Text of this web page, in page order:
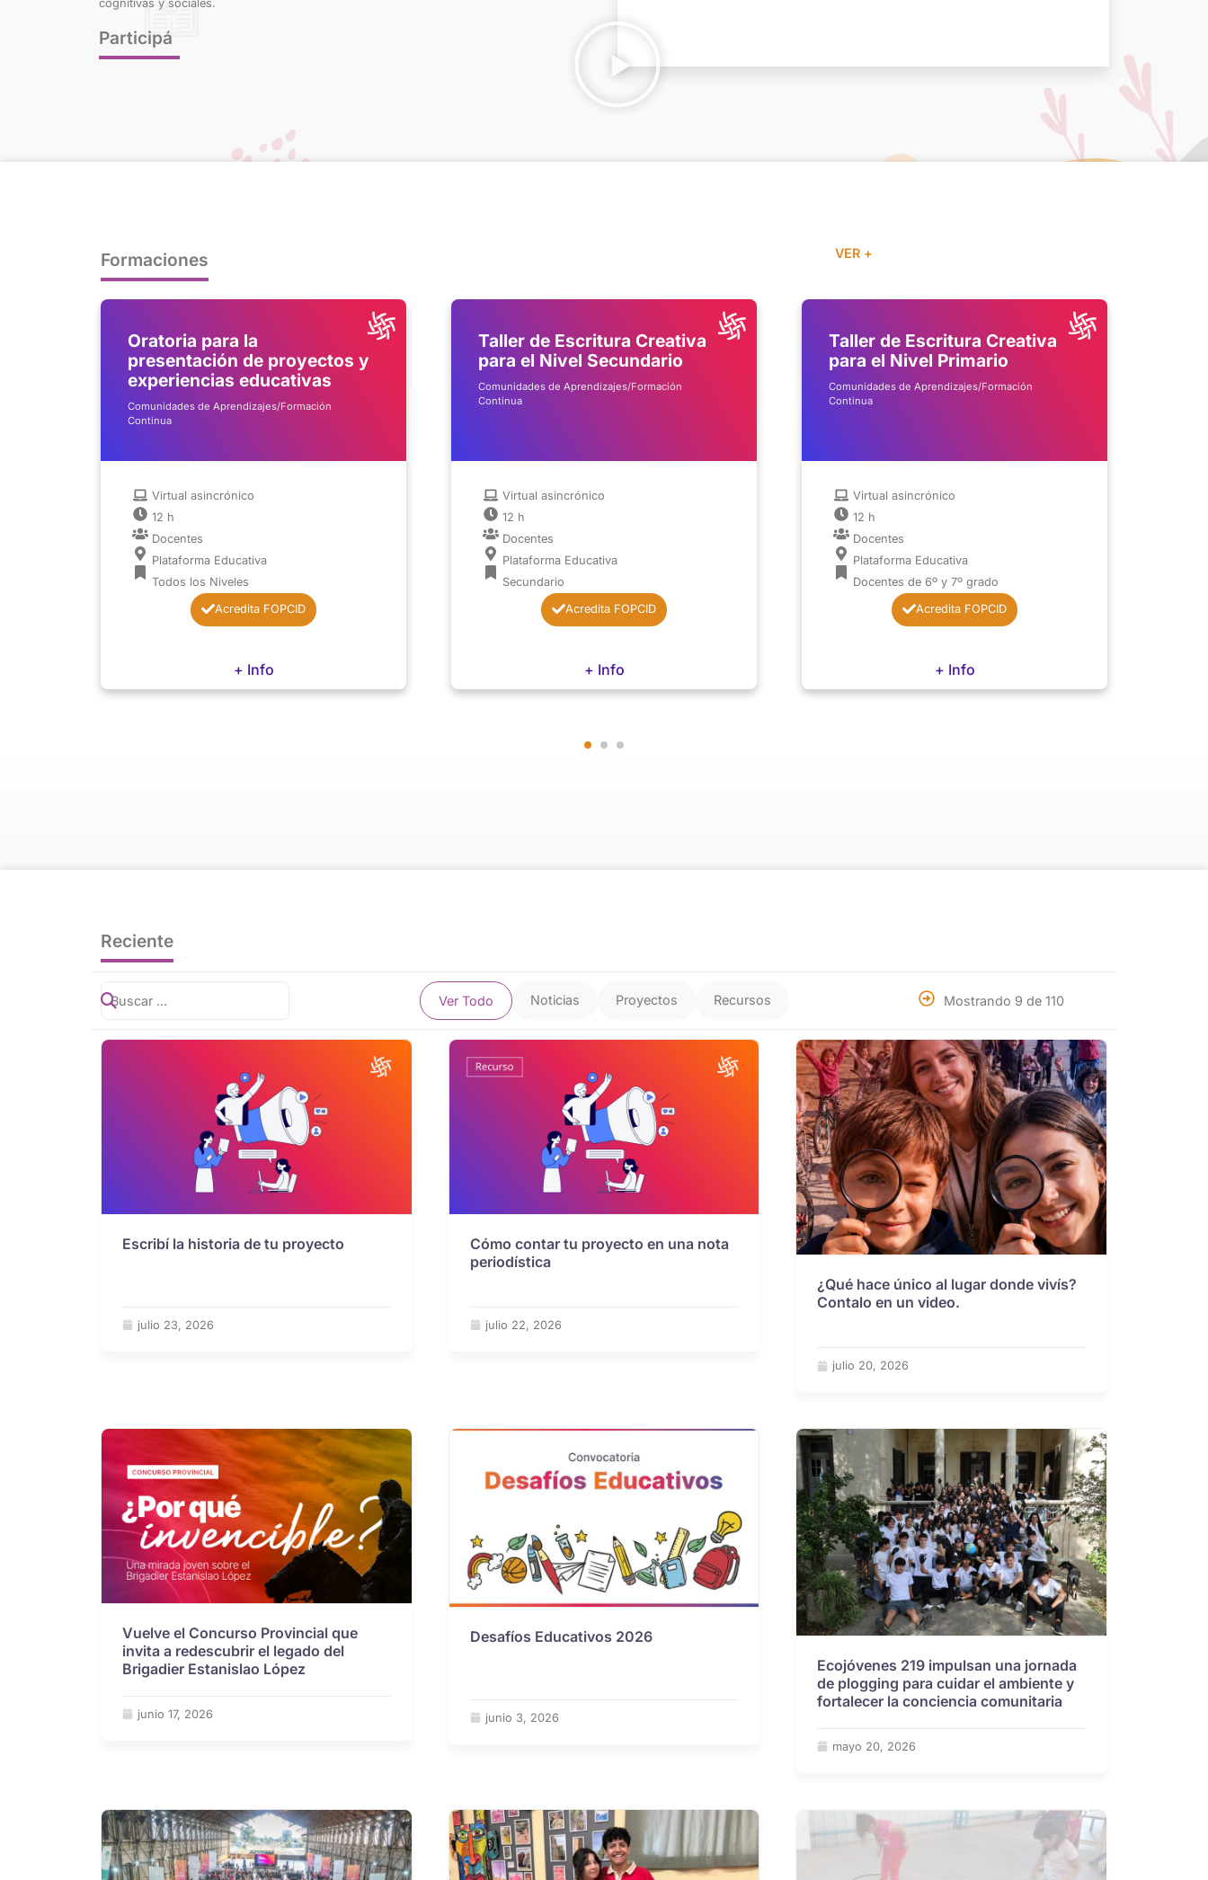
cognitivas y sociales.
Participá
Formaciones VER +
Oratoria para la
presentación de proyectos y
experiencias educativas
Comunidades de Aprendizajes/Formación
Continua
Virtual asincrónico
12 h
Docentes
Plataforma Educativa
Todos los Niveles
Acredita FOPCID
+ Info
Taller de Escritura Creativa
para el Nivel Secundario
Comunidades de Aprendizajes/Formación
Continua
Virtual asincrónico
12 h
Docentes
Plataforma Educativa
Secundario
Acredita FOPCID
+ Info
Taller de Escritura Creativa
para el Nivel Primario
Comunidades de Aprendizajes/Formación
Continua
Virtual asincrónico
12 h
Docentes
Plataforma Educativa
Docentes de 6º y 7º grado
Acredita FOPCID
+ Info
Reciente
Ver Todo Noticias Proyectos Recursos Mostrando 9 de 110
Escribí la historia de tu proyecto
julio 23, 2026
Cómo contar tu proyecto en una nota
periodística
julio 22, 2026
¿Qué hace único al lugar donde vivís?
Contalo en un video.
julio 20, 2026
Vuelve el Concurso Provincial que
invita a redescubrir el legado del
Brigadier Estanislao López
junio 17, 2026
Desafíos Educativos 2026
junio 3, 2026
Ecojóvenes 219 impulsan una jornada
de plogging para cuidar el ambiente y
fortalecer la conciencia comunitaria
mayo 20, 2026